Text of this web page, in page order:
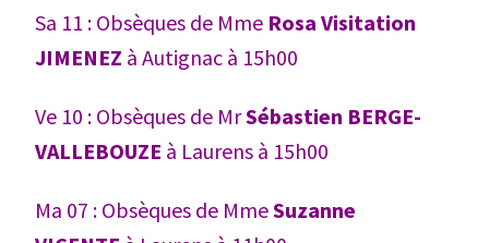
Sa 11 : Obsèques de Mme Rosa Visitation
JIMENEZ à Autignac à 15h00
Ve 10 : Obsèques de MrSébastien BERGE-
VALLEBOUZE à Laurens à 15h00
Ma 07 : Obsèques de MmeSuzanne